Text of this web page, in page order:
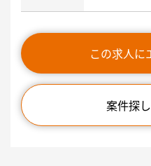
この求人に
案件探